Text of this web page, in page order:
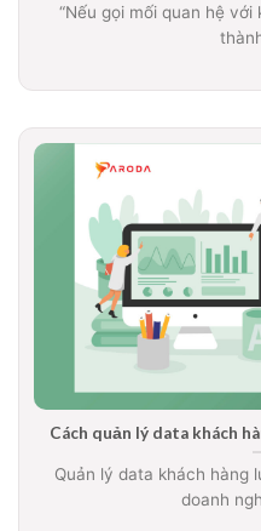
“Nếu gọi mối quan hệ
Cách quản lý data khách
Quản lý data khách hàng
doanh